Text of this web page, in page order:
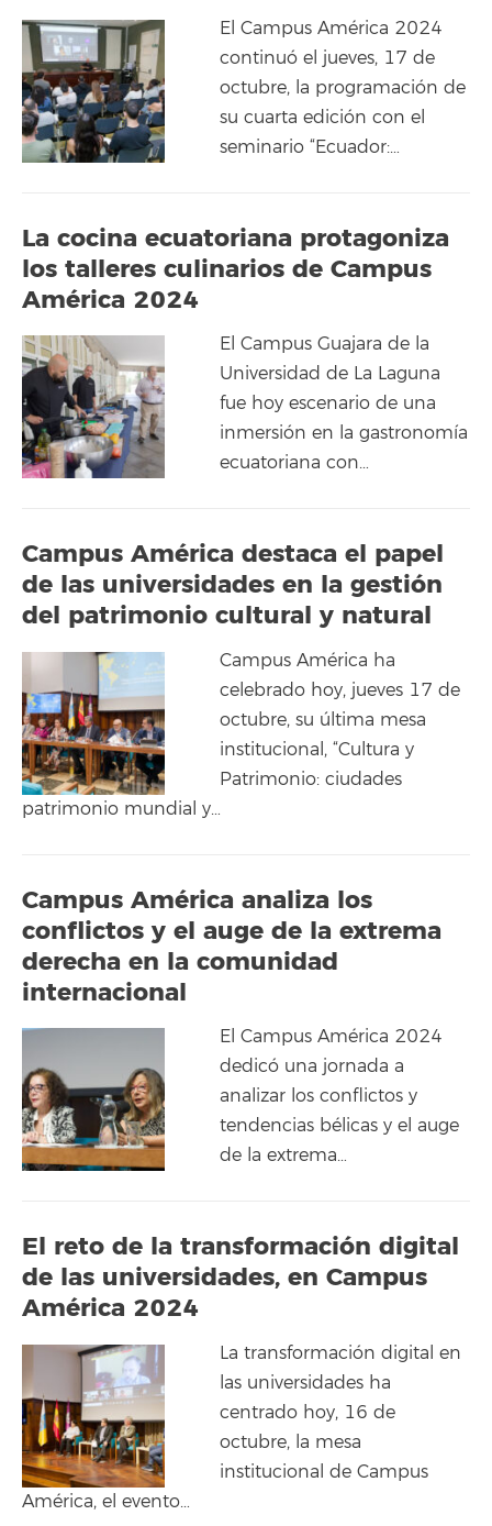
El Campus América 2024
continuó el jueves, 17 de
octubre, la programación de
su cuarta edición con el
seminario “Ecuador:…
La cocina ecuatoriana protagoniza
los talleres culinarios de Campus
América 2024
El Campus Guajara de la
Universidad de La Laguna
fue hoy escenario de una
inmersión en la gastronomía
ecuatoriana con…
Campus América destaca el papel
de las universidades en la gestión
del patrimonio cultural y natural
Campus América ha
celebrado hoy, jueves 17 de
octubre, su última mesa
institucional, “Cultura y
Patrimonio: ciudades
patrimonio mundial y…
Campus América analiza los
conflictos y el auge de la extrema
derecha en la comunidad
internacional
El Campus América 2024
dedicó una jornada a
analizar los conflictos y
tendencias bélicas y el auge
de la extrema…
El reto de la transformación digital
de las universidades, en Campus
América 2024
La transformación digital en
las universidades ha
centrado hoy, 16 de
octubre, la mesa
institucional de Campus
América, el evento…